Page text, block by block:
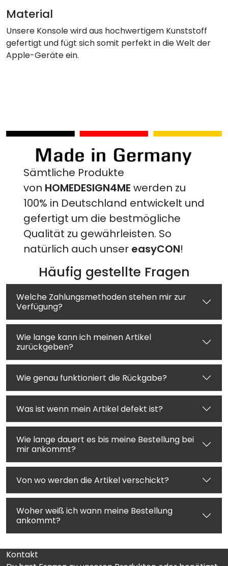
Material
Unsere Konsole wird aus hochwertigem Kunststoff
gefertigt und fügt sich somit perfekt in die Welt der
Apple-Geräte ein.
Sämtliche Produkte
von HOMEDESIGN4ME werden zu
100% in Deutschland entwickelt und
gefertigt um die bestmögliche
Qualität zu gewährleisten. So
natürlich auch unser easyCON!
Häufig gestellte Fragen
Welche Zahlungsmethoden stehen mir zur
Verfügung?
Wie lange kann ich meinen Artikel
zurückgeben?
Wie genau funktioniert die Rückgabe?
Was ist wenn mein Artikel defekt ist?
Wie lange dauert es bis meine Bestellung bei
mir ankommt?
Von wo werden die Artikel verschickt?
Woher weiß ich wann meine Bestellung
ankommt?
Kontakt